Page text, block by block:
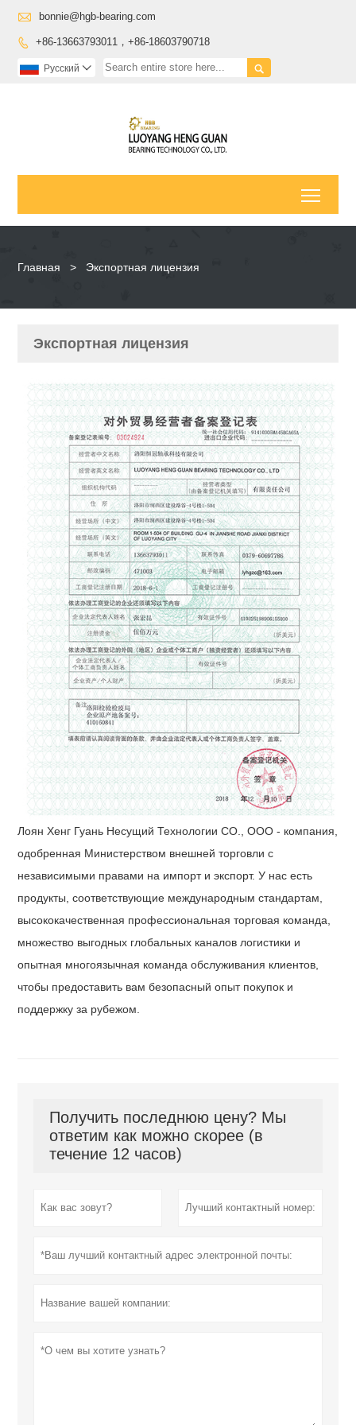
 bonnie@hgb-bearing.com
 +86-13663793011，+86-18603790718

Pусский 
Главная > Экспортная лицензия
Экспортная лицензия
Лоян Хенг Гуань Несущий Технологии СО., ООО - компания,
одобренная Министерством внешней торговли с
независимыми правами на импорт и экспорт. У нас есть
продукты, соответствующие международным стандартам,
высококачественная профессиональная торговая команда,
множество выгодных глобальных каналов логистики и
опытная многоязычная команда обслуживания клиентов,
чтобы предоставить вам безопасный опыт покупок и
поддержку за рубежом.
Получить последнюю цену? Мы
ответим как можно скорее (в
течение 12 часов)